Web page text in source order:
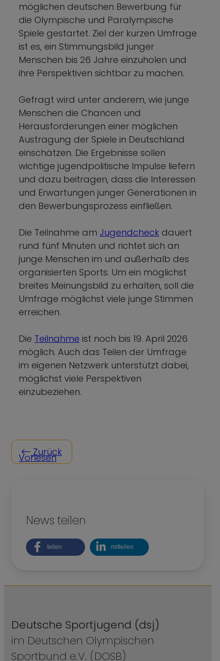
möglichen deutschen Bewerbung für
die Olympische und Paralympische
Spiele gestartet. Ziel der kurzen Umfrage
ist es, ein Stimmungsbild junger
Menschen bis 26 Jahre einzuholen und
ihre Perspektiven sichtbar zu machen.
Gefragt wird unter anderem, wie junge
Menschen die Chancen und
Herausforderungen einer möglichen
Austragung der Spiele in Deutschland
einschätzen. Die Ergebnisse sollen
wichtige jugendpolitische Impulse liefern
und dazu beitragen, dass die Interessen
und Erwartungen junger Generationen in
den Bewerbungsprozess einfließen.
Die Teilnahme am Jugendcheck dauert
rund fünf Minuten und richtet sich an
junge Menschen im und außerhalb des
organisierten Sports. Um ein möglichst
breites Meinungsbild zu erhalten, soll die
Umfrage möglichst viele junge Stimmen
erreichen.
Die Teilnahme ist noch bis 19. April 2026
möglich. Auch das Teilen der Umfrage
im eigenen Netzwerk unterstützt dabei,
möglichst viele Perspektiven
einzubeziehen.
Zurück
Vorlesen
News teilen
teilen mitteilen
Deutsche Sportjugend (dsj)
im Deutschen Olympischen
Sportbund e.V. (DOSB)